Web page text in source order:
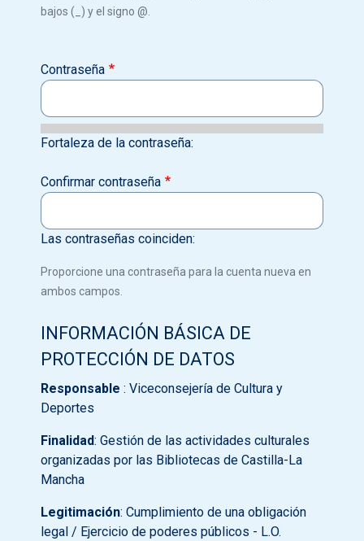
bajos (_) y el signo @.
Contraseña
Fortaleza de la contraseña:
Confirmar contraseña
Las contraseñas coinciden:
Proporcione una contraseña para la cuenta nueva en
ambos campos.
INFORMACIÓN BÁSICA DE
PROTECCIÓN DE DATOS
Responsable : Viceconsejería de Cultura y
Deportes
Finalidad: Gestión de las actividades culturales
organizadas por las Bibliotecas de Castilla-La
Mancha
Legitimación: Cumplimiento de una obligación
legal / Ejercicio de poderes públicos - L.O.